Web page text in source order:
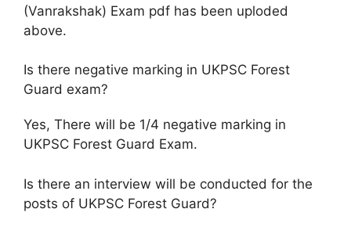
(Vanrakshak) Exam pdf has been uploded
above.
Is there negative marking in UKPSC Forest
Guard exam?
Yes, There will be 1/4 negative marking in
UKPSC Forest Guard Exam.
Is there an interview will be conducted for the
posts of UKPSC Forest Guard?